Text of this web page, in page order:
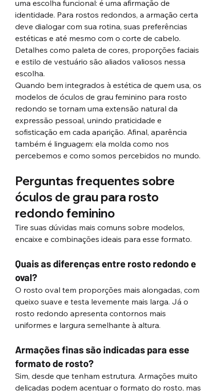
uma escolha funcional: é uma afirmação de
identidade. Para rostos redondos, a armação certa
deve dialogar com sua rotina, suas preferências
estéticas e até mesmo com o corte de cabelo.
Detalhes como paleta de cores, proporções faciais
e estilo de vestuário são aliados valiosos nessa
escolha.
Quando bem integrados à estética de quem usa, os
modelos de óculos de grau feminino para rosto
redondo se tornam uma extensão natural da
expressão pessoal, unindo praticidade e
sofisticação em cada aparição. Afinal, aparência
também é linguagem: ela molda como nos
percebemos e como somos percebidos no mundo.
Perguntas frequentes sobre
óculos de grau para rosto
redondo feminino
Tire suas dúvidas mais comuns sobre modelos,
encaixe e combinações ideais para esse formato.
Quais as diferenças entre rosto redondo e
oval?
O rosto oval tem proporções mais alongadas, com
queixo suave e testa levemente mais larga. Já o
rosto redondo apresenta contornos mais
uniformes e largura semelhante à altura.
Armações finas são indicadas para esse
formato de rosto?
Sim, desde que tenham estrutura. Armações muito
delicadas podem acentuar o formato do rosto, mas